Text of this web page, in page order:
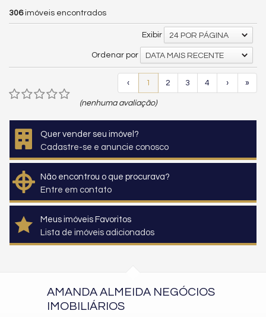
306imóveis encontrados
Exibir 24 POR PÁGINA
Ordenar por DATA MAIS RECENTE
‹ 1 2 3 4 › »
(nenhuma avaliação)
Quer vender seu imóvel?
Cadastre-se e anuncie conosco
Não encontrou o que procurava?
Entre em contato
Meus imóveis Favoritos
Lista de imóveis adicionados
AMANDA ALMEIDA NEGÓCIOS
IMOBILIÁRIOS